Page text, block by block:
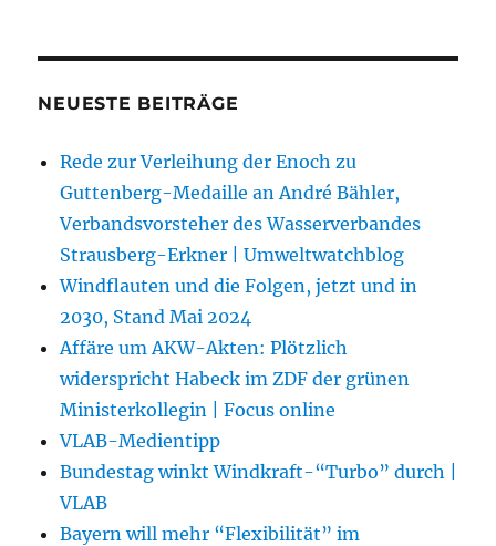
NEUESTE BEITRÄGE
Rede zur Verleihung der Enoch zu
Guttenberg-Medaille an André Bähler,
Verbandsvorsteher des Wasserverbandes
Strausberg-Erkner | Umweltwatchblog
Windflauten und die Folgen, jetzt und in
2030, Stand Mai 2024
Affäre um AKW-Akten: Plötzlich
widerspricht Habeck im ZDF der grünen
Ministerkollegin | Focus online
VLAB-Medientipp
Bundestag winkt Windkraft-“Turbo” durch |
VLAB
Bayern will mehr “Flexibilität” im